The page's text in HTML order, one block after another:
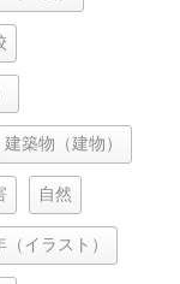
建築物（建物）
自然
（イラスト）